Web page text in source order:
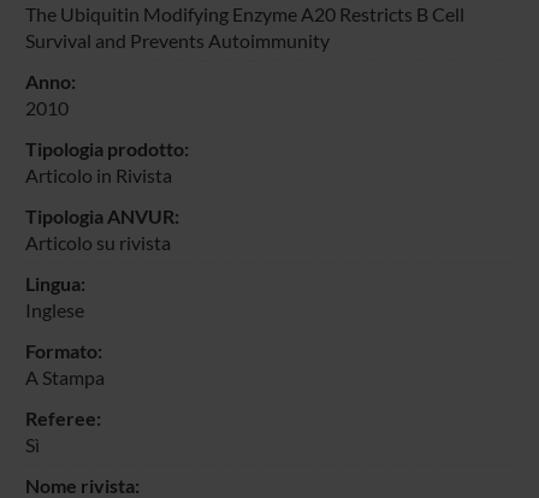
The Ubiquitin Modifying Enzyme A20 Restricts B Cell
Survival and Prevents Autoimmunity
Anno:
2010
Tipologia prodotto:
Articolo in Rivista
Tipologia ANVUR:
Articolo su rivista
Lingua:
Inglese
Formato:
A Stampa
Referee:
Sì
Nome rivista: